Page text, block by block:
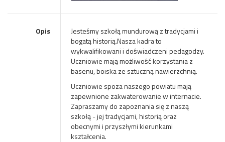
Opis
Jesteśmy szkołą mundurową z tradycjami i
bogatą historią.Nasza kadra to
wykwalifikowani i doświadczeni pedagodzy.
Uczniowie mają możliwość korzystania z
basenu, boiska ze sztuczną nawierzchnią.
Uczniowie spoza naszego powiatu mają
zapewnione zakwaterowanie w internacie.
Zapraszamy do zapoznania się z naszą
szkołą - jej tradycjami, historią oraz
obecnymi i przyszłymi kierunkami
kształcenia.